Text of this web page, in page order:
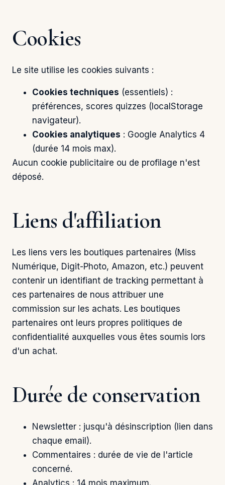
Cookies
Le site utilise les cookies suivants :
Cookies techniques (essentiels) :
préférences, scores quizzes (localStorage
navigateur).
Cookies analytiques : Google Analytics 4
(durée 14 mois max).
Aucun cookie publicitaire ou de profilage n'est
déposé.
Liens d'affiliation
Les liens vers les boutiques partenaires (Miss
Numérique, Digit-Photo, Amazon, etc.) peuvent
contenir un identifiant de tracking permettant à
ces partenaires de nous attribuer une
commission sur les achats. Les boutiques
partenaires ont leurs propres politiques de
confidentialité auxquelles vous êtes soumis lors
d'un achat.
Durée de conservation
Newsletter : jusqu'à désinscription (lien dans
chaque email).
Commentaires : durée de vie de l'article
concerné.
Analytics : 14 mois maximum.